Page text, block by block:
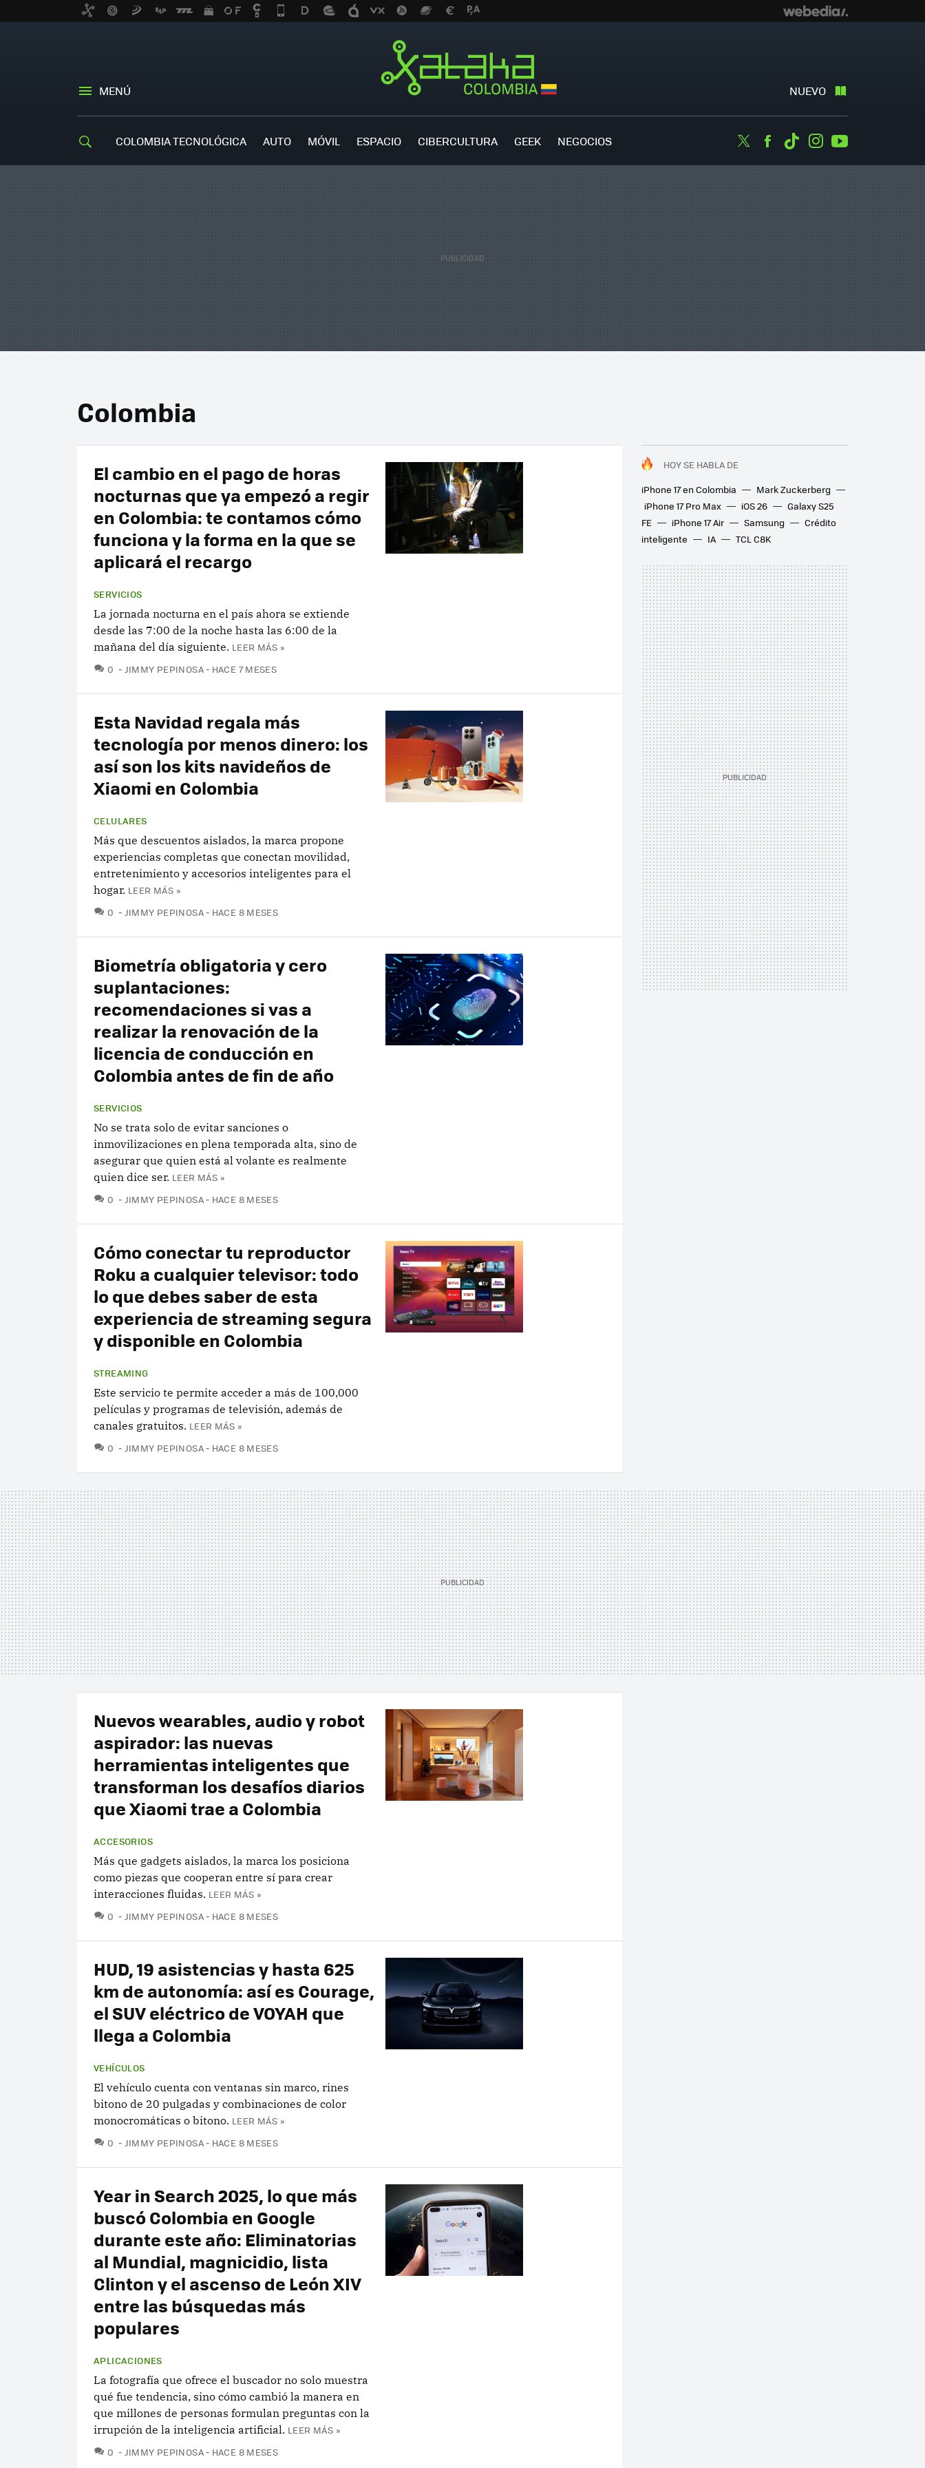
MENÚ NUEVO
COLOMBIA TECNOLÓGICA AUTO MÓVIL ESPACIO CIBERCULTURA GEEK NEGOCIOS TwitterFacebook
TiktokInstagram
Colombia
HOY SE HABLA DE
iPhone 17 en Colombia
Mark Zuckerberg
iPhone 17 Pro Max
iOS 26
Galaxy S25
FE
iPhone 17 Air Samsung
Crédito
inteligente
IA TCL C8K
El cambio en el pago de horas
nocturnas que ya empezó a regir
en Colombia: te contamos cómo
funciona y la forma en la que se
aplicará el recargo
SERVICIOS
La jornada nocturna en el país ahora se extiende
desde las 7:00 de la noche hasta las 6:00 de la
mañana del día siguiente. LEER MÁS »
0 COMENTARIOS
JIMMY PEPINOSA HACE 7 MESES
Esta Navidad regala más
tecnología por menos dinero: los
así son los kits navideños de
Xiaomi en Colombia
CELULARES
Más que descuentos aislados, la marca propone
experiencias completas que conectan movilidad,
entretenimiento y accesorios inteligentes para el
hogar. LEER MÁS »
0 COMENTARIOS
JIMMY PEPINOSA HACE 8 MESES
Biometría obligatoria y cero
suplantaciones:
recomendaciones si vas a
realizar la renovación de la
licencia de conducción en
Colombia antes de fin de año
SERVICIOS
No se trata solo de evitar sanciones o
inmovilizaciones en plena temporada alta, sino de
asegurar que quien está al volante es realmente
quien dice ser. LEER MÁS »
0 COMENTARIOS
JIMMY PEPINOSA HACE 8 MESES
Cómo conectar tu reproductor
Roku a cualquier televisor: todo
lo que debes saber de esta
experiencia de streaming segura
y disponible en Colombia
STREAMING
Este servicio te permite acceder a más de 100,000
películas y programas de televisión, además de
canales gratuitos. LEER MÁS »
0 COMENTARIOS
JIMMY PEPINOSA HACE 8 MESES
Nuevos wearables, audio y robot
aspirador: las nuevas
herramientas inteligentes que
transforman los desafíos diarios
que Xiaomi trae a Colombia
ACCESORIOS
Más que gadgets aislados, la marca los posiciona
como piezas que cooperan entre sí para crear
interacciones fluidas. LEER MÁS »
0 COMENTARIOS
JIMMY PEPINOSA HACE 8 MESES
HUD, 19 asistencias y hasta 625
km de autonomía: así es Courage,
el SUV eléctrico de VOYAH que
llega a Colombia
VEHÍCULOS
El vehículo cuenta con ventanas sin marco, rines
bitono de 20 pulgadas y combinaciones de color
monocromáticas o bitono. LEER MÁS »
0 COMENTARIOS
JIMMY PEPINOSA HACE 8 MESES
Year in Search 2025, lo que más
buscó Colombia en Google
durante este año: Eliminatorias
al Mundial, magnicidio, lista
Clinton y el ascenso de León XIV
entre las búsquedas más
populares
APLICACIONES
La fotografía que ofrece el buscador no solo muestra
qué fue tendencia, sino cómo cambió la manera en
que millones de personas formulan preguntas con la
irrupción de la inteligencia artificial. LEER MÁS »
0 COMENTARIOS
JIMMY PEPINOSA HACE 8 MESES